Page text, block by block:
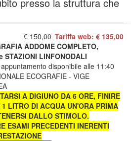
€ 150,00Tariffa web: € 135,00
ADDOME COMPLETO,
STAZIONI LINFONODALI
disponibile alle 11:40
ECOGRAFIE - VIGE
A DIGIUNO DA 6 ORE, FINIRE
1 LITRO DI ACQUA UN'ORA PRIMA
DALLO STIMOLO.
ESAMI PRECEDENTI INERENTI